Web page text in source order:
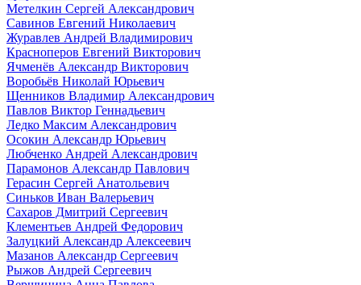
Метелкин Сергей Александрович
Савинов Евгений Николаевич
Журавлев Андрей Владимирович
Красноперов Евгений Викторович
Ячменёв Александр Викторович
Воробьёв Николай Юрьевич
Щенников Владимир Александрович
Павлов Виктор Геннадьевич
Ледко Максим Александрович
Осокин Александр Юрьевич
Любченко Андрей Александрович
Парамонов Александр Павлович
Герасин Сергей Анатольевич
Синьков Иван Валерьевич
Сахаров Дмитрий Сергеевич
Клементьев Андрей Федорович
Залуцкий Александр Алексеевич
Мазанов Александр Сергеевич
Рыжов Андрей Сергеевич